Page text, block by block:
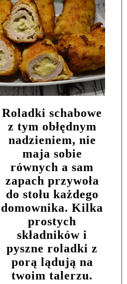
Roladki schabowe
z tym obłędnym
nadzieniem, nie
maja sobie
równych a sam
zapach przywoła
do stołu każdego
domownika. Kilka
prostych
składników i
pyszne roladki z
porą lądują na
twoim talerzu.